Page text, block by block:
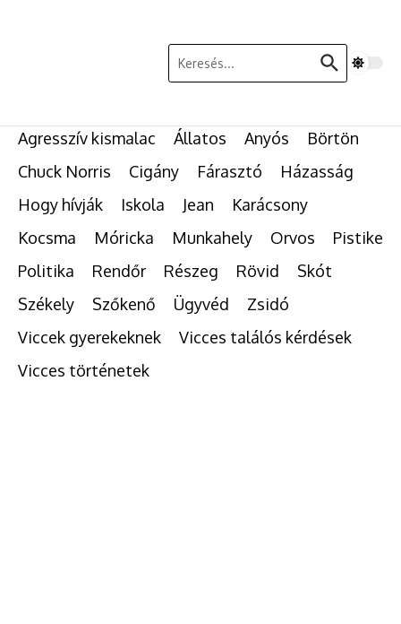
Keresés:
Agresszív kismalac Állatos Anyós
Börtön
Chuck Norris
Cigány Fárasztó
Házasság
Hogy hívják
Iskola Jean
Karácsony
Kocsma
Móricka Munkahely Orvos
Pistike
Politika
Rendőr Részeg Rövid
Skót
Székely
Szőkenő Ügyvéd
Zsidó
Viccek gyerekeknek
Vicces találós kérdések
Vicces történetek